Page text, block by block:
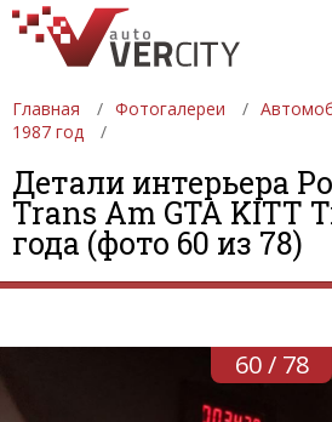
Главная Фотогалереи
1987 год
Детали интерьера
Trans Am GTA KITT
года (фото 60 из 78)
ФОТОГАЛЕРЕИ
АВТОСАЛОНЫ
ФОРМУЛА-1
60 / 78